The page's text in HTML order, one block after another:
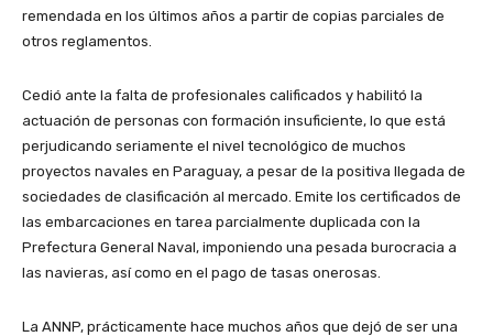
remendada en los últimos años a partir de copias parciales de
otros reglamentos.
Cedió ante la falta de profesionales calificados y habilitó la
actuación de personas con formación insuficiente, lo que está
perjudicando seriamente el nivel tecnológico de muchos
proyectos navales en Paraguay, a pesar de la positiva llegada de
sociedades de clasificación al mercado. Emite los certificados de
las embarcaciones en tarea parcialmente duplicada con la
Prefectura General Naval, imponiendo una pesada burocracia a
las navieras, así como en el pago de tasas onerosas.
La ANNP, prácticamente hace muchos años que dejó de ser una